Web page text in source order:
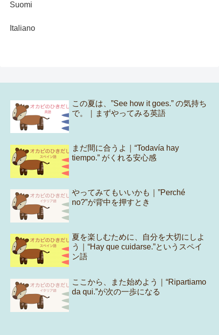
Suomi
Italiano
この夏は、”See how it goes.” の気持ち
で。｜まずやってみる英語
まだ間に合うよ｜“Todavía hay
tiempo.” がくれる安心感
やってみてもいいかも｜”Perché
no?”が背中を押すとき
夏を楽しむために、自分を大切にしよ
う｜“Hay que cuidarse.”というスペイ
ン語
ここから、また始めよう｜“Ripartiamo
da qui.”が次の一歩になる